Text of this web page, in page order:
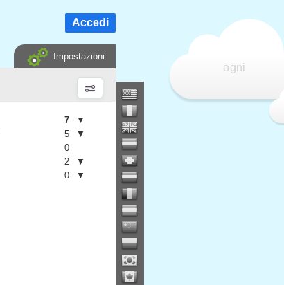
ogni
Accedi
Impostazioni
7
▼
5
▼
0
2
▼
0 ▼